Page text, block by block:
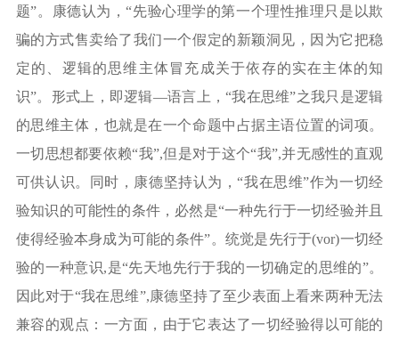
题”。康德认为，“先验心理学的第一个理性推理只是以欺
骗的方式售卖给了我们一个假定的新颖洞见，因为它把稳
定的、逻辑的思维主体冒充成关于依存的实在主体的知
识”。形式上，即逻辑—语言上，“我在思维”之我只是逻辑
的思维主体，也就是在一个命题中占据主语位置的词项。
一切思想都要依赖“我”,但是对于这个“我”,并无感性的直观
可供认识。同时，康德坚持认为，“我在思维”作为一切经
验知识的可能性的条件，必然是“一种先行于一切经验并且
使得经验本身成为可能的条件”。统觉是先行于(vor)一切经
验的一种意识,是“先天地先行于我的一切确定的思维的”。
因此对于“我在思维”,康德坚持了至少表面上看来两种无法
兼容的观点：一方面，由于它表达了一切经验得以可能的